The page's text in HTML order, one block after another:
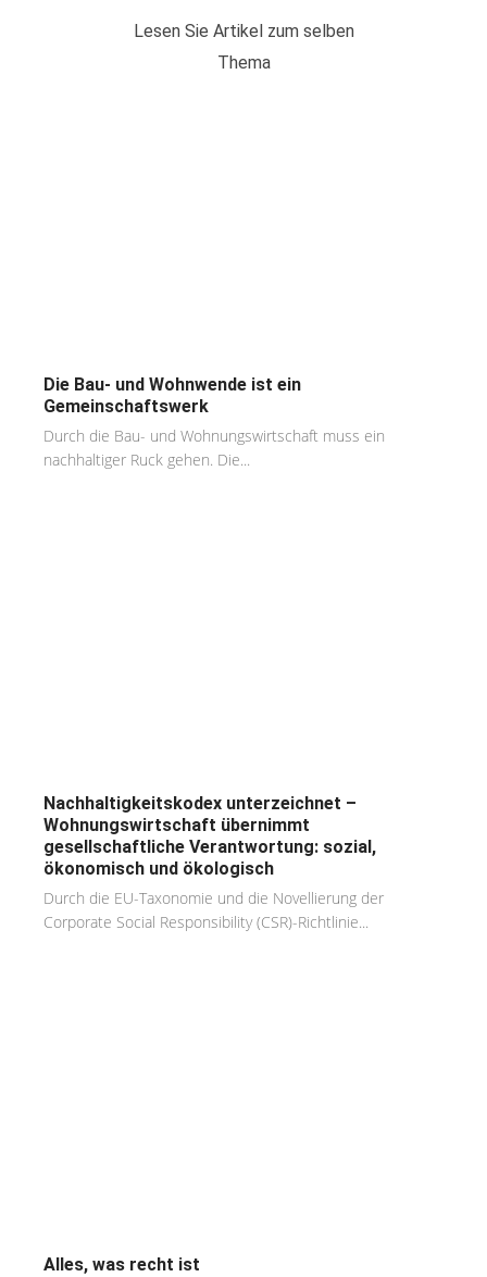
Lesen Sie Artikel zum selben
Thema
Die Bau- und Wohnwende ist ein
Gemeinschaftswerk
Durch die Bau- und Wohnungswirtschaft muss ein
nachhaltiger Ruck gehen. Die...
Nachhaltigkeitskodex unterzeichnet –
Wohnungswirtschaft übernimmt
gesellschaftliche Verantwortung: sozial,
ökonomisch und ökologisch
Durch die EU-Taxonomie und die Novellierung der
Corporate Social Responsibility (CSR)-Richtlinie...
Alles, was recht ist